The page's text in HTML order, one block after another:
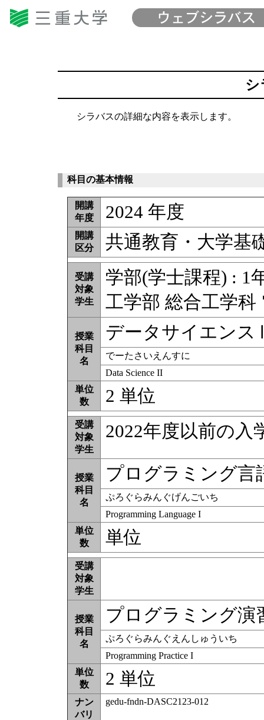
シ
シラバスの詳細な内容を表示します。
科目の基本情報
開講
年度
2024 年度
開講
区分
共通教育・大学基
受講
対象
学生
学部(学士課程) : 1
工学部 総合工学科
授業
科目
名
データサイエン
でーたさいえんすに
Data Science II
単位
数
2 単位
受講
対象
学生
2022年度以前の入
授業
科目
名
プログラミング
ぷろぐらみんぐげんごいち
Programming Language I
単位
数
単位
受講
対象
学生
授業
科目
名
プログラミング演
ぷろぐらみんぐえんしゅういち
Programming Practice I
単位
数
2 単位
ナン
バリ
gedu-fndn-DASC2123-012